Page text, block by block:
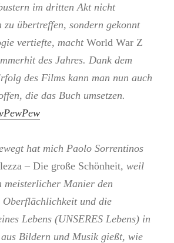
im dritten Akt nicht
zu übertreffen, sondern gekonnt
vertiefte, machtWorld War Z
des Jahres. Dank dem
des Films kann man nun auch
die das Buch umsetzen.
hat mich Paolo Sorrentinos
– Die große Schönheit, weil
Manier den
und die
Lebens (UNSERES Lebens) in
aus Bildern und Musik gießt, wie